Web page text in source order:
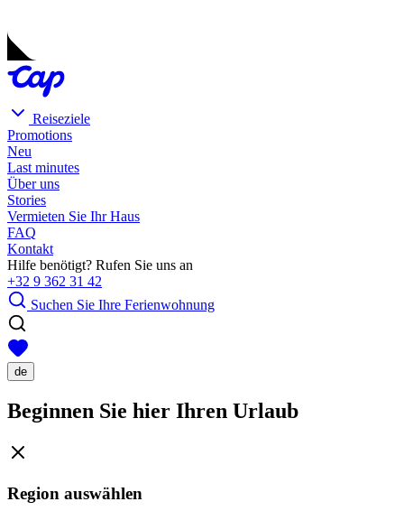
Reiseziele
Promotions
Neu
Last minutes
Über uns
Stories
Vermieten Sie Ihr Haus
FAQ
Kontakt
Hilfe benötigt? Rufen Sie uns an
+32 9 362 31 42
Suchen Sie Ihre Ferienwohnung
de
Beginnen Sie hier Ihren Urlaub
Region auswählen